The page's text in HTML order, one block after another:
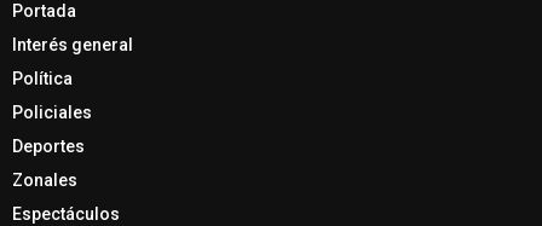
Portada
Interés general
Política
Policiales
Deportes
Zonales
Espectáculos